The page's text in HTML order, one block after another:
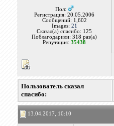
Пол:
Регистрация: 20.05.2006
Сообщений: 1,602
Images: 21
Сказал(а) спасибо: 125
Поблагодарили: 318 раз(а)
Репутация:35438
Пользователь сказал
cпасибо:
13.04.2017, 10:10